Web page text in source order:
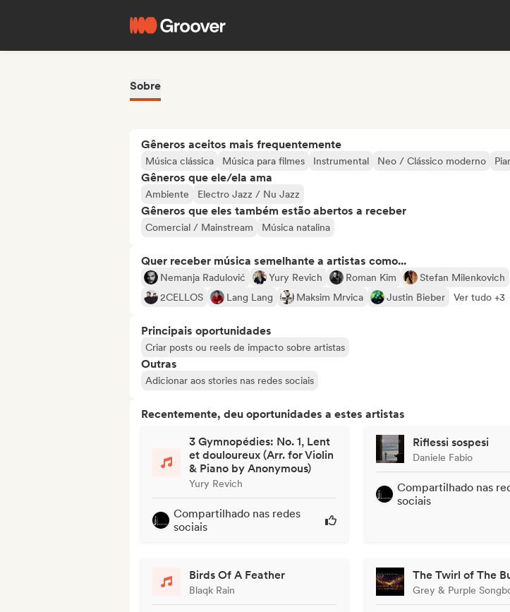
Sobre
Gêneros aceitos mais frequentemente
Música clássica Música para filmes Instrumental Neo / Clássico moderno
Gêneros que ele/ela ama
Ambiente Electro Jazz / Nu Jazz
Gêneros que eles também estão abertos a receber
Comercial / Mainstream Música natalina
Quer receber música semelhante a artistas como...
Nemanja Radulović Yury Revich Roman Kim
Stefan Milenkovich
2CELLOS
Lang Lang Maksim Mrvica Justin Bieber Ver tudo +3
Principais oportunidades
Criar posts ou reels de impacto sobre artistas
Outras
Adicionar aos stories nas redes sociais
Recentemente, deu oportunidades a estes artistas
3 Gymnopédies: No. 1, Lent
et douloureux (Arr. for Violin
& Piano by Anonymous)
Yury Revich
Compartilhado nas redes
sociais
Riflessi sospesi
Daniele Fabio
Compartilhado nas
sociais
Birds Of A Feather
Blaqk Rain
The Twirl of The
Grey & Purple